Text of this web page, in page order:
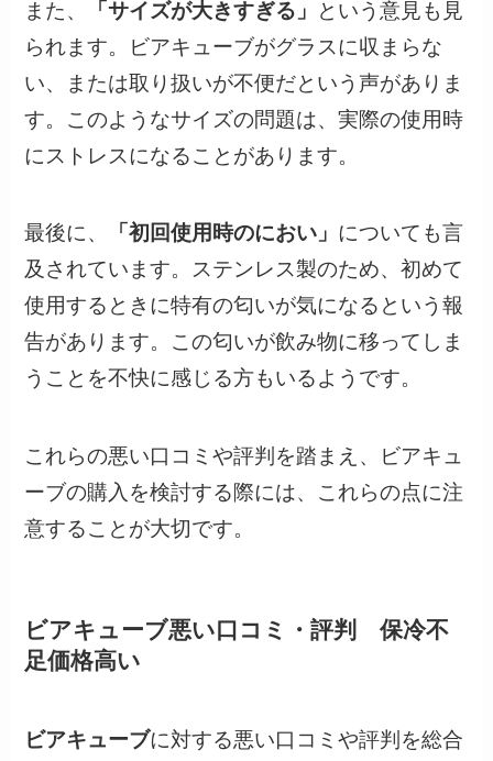
また、 「サイズが大きすぎる」
という意見も見
られます。ビアキューブがグラスに収まらな
い、または取り扱いが不便だという声がありま
す。このようなサイズの問題は、実際の使用時
にストレスになることがあります。
最後に、 「初回使用時のにおい」 についても言
及されています。ステンレス製のため、初めて
使用するときに特有の匂いが気になるという報
告があります。この匂いが飲み物に移ってしま
うことを不快に感じる方もいるようです。
これらの悪い口コミや評判を踏まえ、ビアキュ
ーブの購入を検討する際には、これらの点に注
意することが大切です。
ビアキューブ悪い口コミ・評判 保冷不
足価格高い
ビアキューブに対する悪い口コミや評判を総合